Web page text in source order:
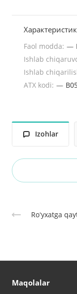
Faol modda: —
Ishlab
Ishlab
ATX kodi: —
Izohlar
Roʻyxatga
Maqolalar